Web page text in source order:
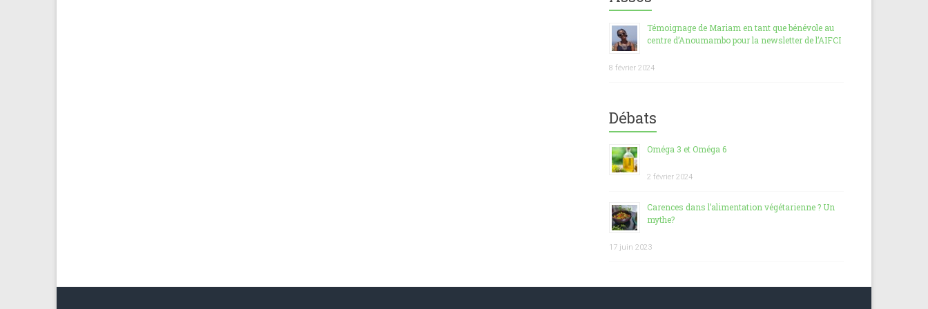
Témoignage de Mariam en tant que bénévole au
centre d’Anoumambo pour la newsletter de l’AIFCI
8 février 2024
Débats
Oméga 3 et Oméga 6
2 février 2024
Carences dans l’alimentation végétarienne ? Un
mythe?
17 juin 2023